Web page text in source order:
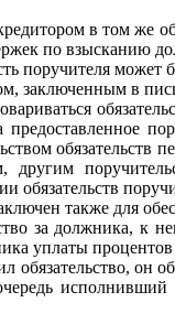
в том же
по взысканию
поручителя
заключенным в
предоставленное
обязательств
другим
обязательств
также для
за должника, к
уплаты
обязательство, он